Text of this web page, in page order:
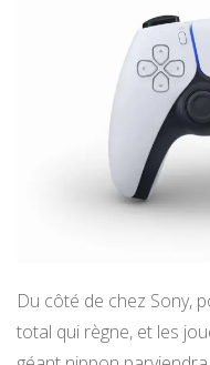
Du côté de chez Sony,
total qui règne, et les